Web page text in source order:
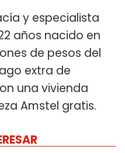
y especialista
años nacido en
de pesos del
extra de
una vivienda
Amstel gratis.